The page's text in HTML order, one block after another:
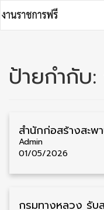
to
content
ป้ายกำกับ:
Admin
01/05/2026